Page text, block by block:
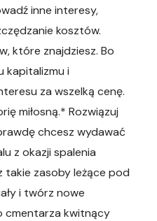
inne interesy,
kosztów.
które znajdziesz. Bo
kapitalizmu i
za wszelką cenę.
miłosną.* Rozwiązuj
chcesz wydawać
z okazji spalenia
takie zasoby leżące pod
i twórz nowe
cmentarza kwitnący